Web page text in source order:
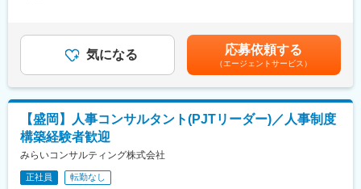
※その他、ITシステム導入コンサルティング業務、M&A業務（FA
業務やPMI業務）にも携わっていただくことができます。
実現の中に社会貢献の要素が多い人材が集結。
・「生涯顧客（お客さま）」「チームコンサルティング」「実
行・実現支援」…お客さまの「計画立案ではなく、成功実現」の
ために、共に考え・行動し、チームでお客さまの期待を超える付
加価値を提供し続けることで、共創パートナーとなることを目指
しています。
給与には30時間分の固定残業代を含む/超過分は全額支給※経験・
能力など考慮の上、決定いたします。■昇給：年1回■賞与：年2回
（2ヶ月×2回）賃金はあくまでも目安の金額であり、選考を通じ
て上下する可能性があります。月給(月額)は固定手当を含めた表記
です。
気になる 応募依頼する
（エージェントサービス）
【盛岡】人事コンサルタント(PJTリーダー)／人事制度
構築経験者歓迎
みらいコンサルティング株式会社
正社員 転勤なし